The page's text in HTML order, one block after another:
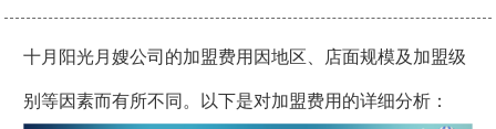
十月阳光月嫂公司的加盟费用因地区、店面规模及加盟级
别等因素而有所不同。以下是对加盟费用的详细分析：